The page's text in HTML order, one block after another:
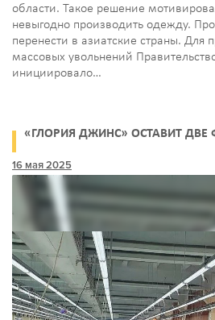
области. Такое решение
невыгодно производить одежду.
перенести в азиатские страны. Для
массовых увольнений
инициировало…
«ГЛОРИЯ ДЖИНС» ОСТАВИТ
16 мая 2025